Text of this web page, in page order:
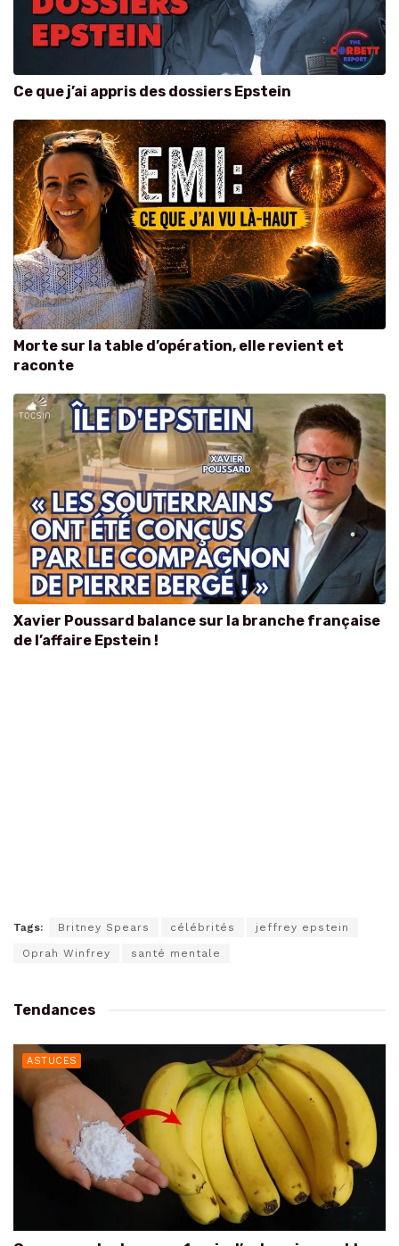
Ce que j’ai appris des dossiers Epstein
Morte sur la table d’opération, elle revient et
raconte
Xavier Poussard balance sur la branche française
de l’affaire Epstein !
Tags: Britney Spears célébrités jeffrey epstein
Oprah Winfrey santé mentale
Tendances
ASTUCES